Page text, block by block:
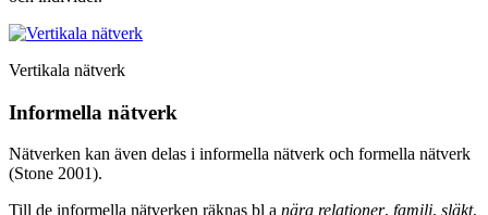
Vertikala nätverk
Informella nätverk
Nätverken kan även delas i informella nätverk och formella nätverk
(Stone 2001).
Till de informella nätverken räknas bl a nära relationer, familj, släkt,